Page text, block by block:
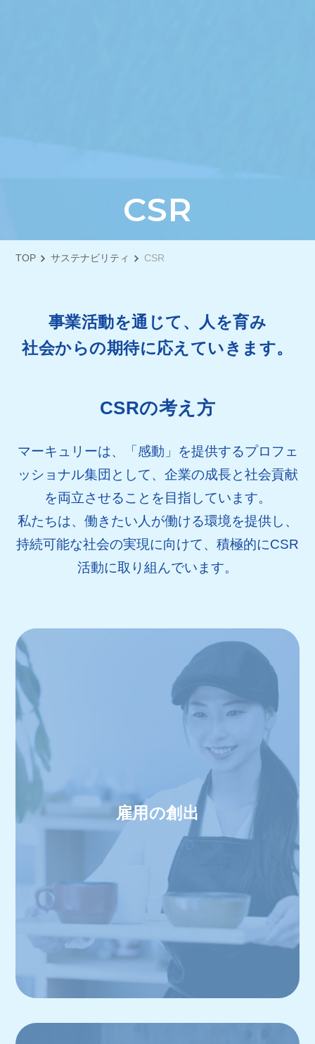
CSR
TOP サステナビリティ CSR
事業活動を通じて、人を育み
社会からの期待に応えていきます。
CSRの考え方
マーキュリーは、「感動」を提供するプロフェ
ッショナル集団として、企業の成長と社会貢献
を両立させることを目指しています。
私たちは、働きたい人が働ける環境を提供し、
持続可能な社会の実現に向けて、積極的にCSR
活動に取り組んでいます。
雇用の創出